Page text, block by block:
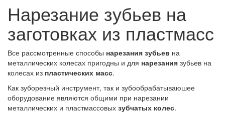
Нарезание зубьев на
заготовках из пластмасс
Все рассмотренные способы нарезания зубьев на
металлических колесах пригодны и для нарезания зубьев на
колесах из пластических масс.
Как зуборезный инструмент, так и зубообрабатываюшее
оборудование являются общими при нарезании
металлических и пластмассовых зубчатых колес.